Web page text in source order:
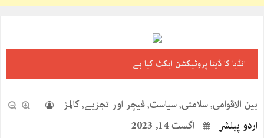
انڈیا کا ڈیٹا پروٹیکشن ایکٹ کیا ہے
بین الاقوامی,سلامتی,سیاست,فیچر اور تجزیے,کالمز
اردو پبلشر
اگست 14, 2023